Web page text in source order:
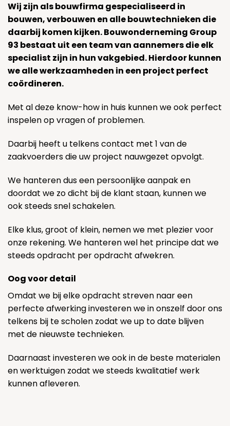
Wij zijn als bouwfirma gespecialiseerd in
bouwen, verbouwen en alle bouwtechnieken die
daarbij komen kijken. Bouwonderneming Group
93 bestaat uit een team van aannemers die elk
specialist zijn in hun vakgebied. Hierdoor kunnen
we alle werkzaamheden in een project perfect
coördineren.
Met al deze know-how in huis kunnen we ook perfect
inspelen op vragen of problemen.
Daarbij heeft u telkens contact met 1 van de
zaakvoerders die uw project nauwgezet opvolgt.
We hanteren dus een persoonlijke aanpak en
doordat we zo dicht bij de klant staan, kunnen we
ook steeds snel schakelen.
Elke klus, groot of klein, nemen we met plezier voor
onze rekening. We hanteren wel het principe dat we
steeds opdracht per opdracht afwekren.
Oog voor detail
Omdat we bij elke opdracht streven naar een
perfecte afwerking investeren we in onszelf door ons
telkens bij te scholen zodat we up to date blijven
met de nieuwste technieken.
Daarnaast investeren we ook in de beste materialen
en werktuigen zodat we steeds kwalitatief werk
kunnen afleveren.